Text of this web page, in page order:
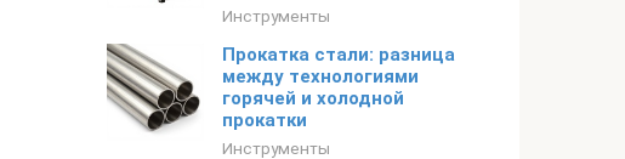
Инструменты
Прокатка стали: разница
между технологиями
горячей и холодной
прокатки
Инструменты